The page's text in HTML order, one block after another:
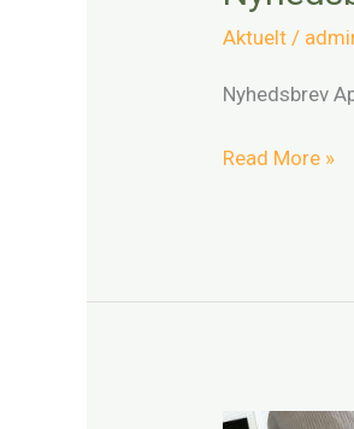
Aktuelt /
Nyhedsbrev
Read More »